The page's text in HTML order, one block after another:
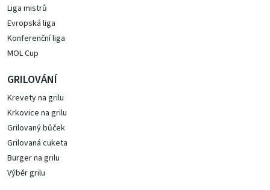
Liga mistrů
Evropská liga
Konferenční liga
MOL Cup
GRILOVÁNÍ
Krevety na grilu
Krkovice na grilu
Grilovaný bůček
Grilovaná cuketa
Burger na grilu
Výběr grilu